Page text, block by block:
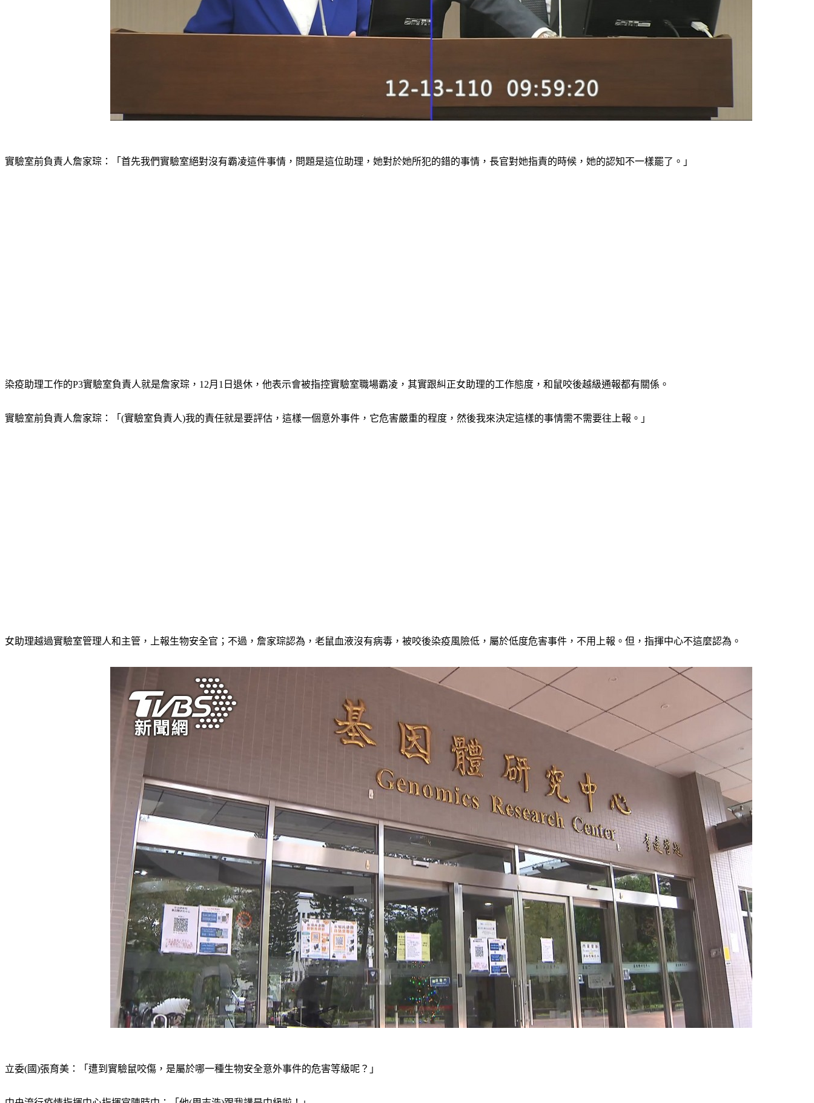
實驗室前負責人詹家琮：「首先我們實驗室絕對沒有霸凌這件事情，問題是這位助理，她對於她所犯的錯的事情，長官對她指責的時候，她的認知不一樣罷了。」
染疫助理工作的P3實驗室負責人就是詹家琮，12月1日退休，他表示會被指控實驗室職場霸凌，其實跟糾正女助理的工作態度，和鼠咬後越級通報都有關係。
實驗室前負責人詹家琮：「(實驗室負責人)我的責任就是要評估，這樣一個意外事件，它危害嚴重的程度，然後我來決定這樣的事情需不需要往上報。」
女助理越過實驗室管理人和主管，上報生物安全官；不過，詹家琮認為，老鼠血液沒有病毒，被咬後染疫風險低，屬於低度危害事件，不用上報。但，指揮中心不這麼認為。
立委(國)張育美：「遭到實驗鼠咬傷，是屬於哪一種生物安全意外事件的危害等級呢？」